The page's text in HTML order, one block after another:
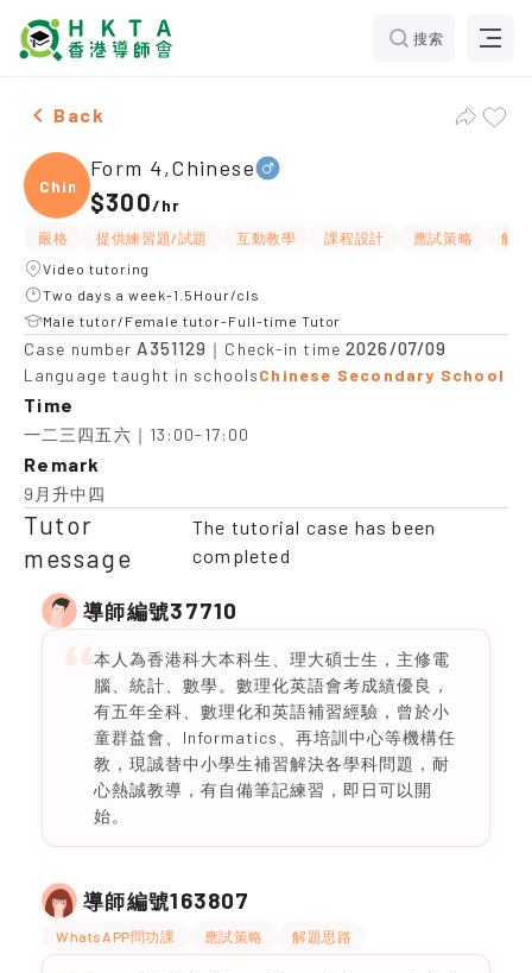
搜索
Male Form 4,Chinese Tuition recommendation
Back
Chine
Form 4,Chinese
$300/hr
嚴格 提供練習題/試題 互動教學 課程設計 應試策略
解
Video tutoring
Two days a week-1.5Hour/cls
Male tutor/Female tutor-Full-time Tutor
Case number A351129 ｜Check-in time2026/07/09
Language taught in schoolsChinese Secondary School
Time
一二三四五六｜13:00-17:00
Remark
9月升中四
Tutor
message
The tutorial case has been
completed
導師編號37710
本人為香港科大本科生、理大碩士生，主修電
腦、統計、數學。數理化英語會考成績優良，
有五年全科、數理化和英語補習經驗，曾於小
童群益會、Informatics、再培訓中心等機構任
教，現誠替中小學生補習解決各學科問題，耐
心熱誠教導，有自備筆記練習，即日可以開
始。
導師編號163807
WhatsAPP問功課 應試策略 解題思路